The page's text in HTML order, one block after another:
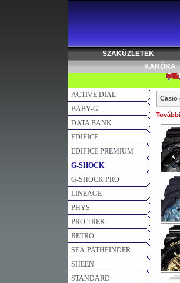
SZAKÜZLETEK
KARÓRA
ACTIVE DIAL
BABY-G
DATA BANK
EDIFICE
EDIFICE PREMIUM
G-SHOCK
G-SHOCK PRO
LINEAGE
PHYS
PRO TREK
RETRO
SEA-PATHFINDER
SHEEN
STANDARD
Casio